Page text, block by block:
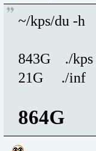
~/kps/du -h
843G ./kps
21G ./inf
864G